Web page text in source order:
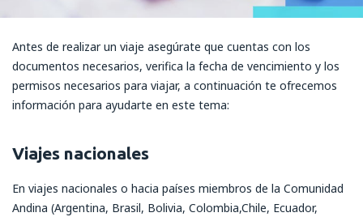
Antes de realizar un viaje asegúrate que cuentas con los
documentos necesarios, verifica la fecha de vencimiento y los
permisos necesarios para viajar, a continuación te ofrecemos
información para ayudarte en este tema:
Viajes nacionales
En viajes nacionales o hacia países miembros de la Comunidad
Andina (Argentina, Brasil, Bolivia, Colombia,Chile, Ecuador,